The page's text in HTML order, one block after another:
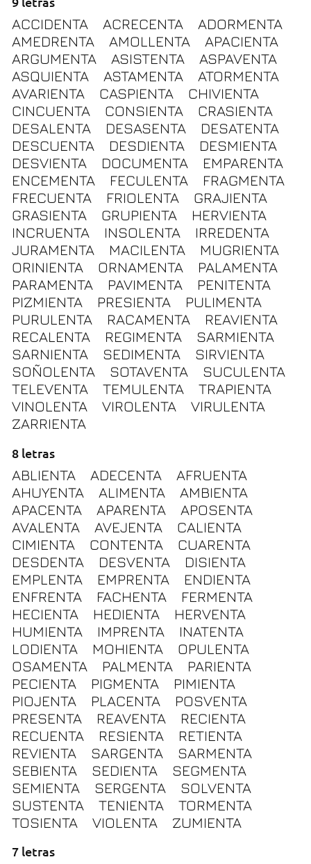
ACCIDENTA ACRECENTA
ADORMENTA
AMEDRENTA
AMOLLENTA
APACIENTA
ARGUMENTA
ASISTENTA
ASPAVENTA
ASQUIENTA
ASTAMENTA
ATORMENTA
AVARIENTA
CASPIENTA
CHIVIENTA
CINCUENTA
CONSIENTA
CRASIENTA
DESALENTA
DESASENTA
DESATENTA
DESCUENTA
DESDIENTA
DESMIENTA
DESVIENTA
DOCUMENTA
EMPARENTA
ENCEMENTA
FECULENTA
FRAGMENTA
FRECUENTA
FRIOLENTA
GRAJIENTA
GRASIENTA
GRUPIENTA
HERVIENTA
INCRUENTA
INSOLENTA
IRREDENTA
JURAMENTA
MACILENTA
MUGRIENTA
ORINIENTA
ORNAMENTA
PALAMENTA
PARAMENTA
PAVIMENTA
PENITENTA
PIZMIENTA
PRESIENTA
PULIMENTA
PURULENTA
RACAMENTA
REAVIENTA
RECALENTA
REGIMENTA
SARMIENTA
SARNIENTA
SEDIMENTA
SIRVIENTA
SOÑOLENTA
SOTAVENTA
SUCULENTA
TELEVENTA
TEMULENTA
TRAPIENTA
VINOLENTA
VIROLENTA
VIRULENTA
ZARRIENTA
8 letras
ABLIENTA ADECENTA
AFRUENTA
AHUYENTA
ALIMENTA
AMBIENTA
APACENTA
APARENTA
APOSENTA
AVALENTA
AVEJENTA
CALIENTA
CIMIENTA
CONTENTA
CUARENTA
DESDENTA
DESVENTA
DISIENTA
EMPLENTA
EMPRENTA
ENDIENTA
ENFRENTA
FACHENTA
FERMENTA
HECIENTA
HEDIENTA
HERVENTA
HUMIENTA
IMPRENTA
INATENTA
LODIENTA
MOHIENTA
OPULENTA
OSAMENTA
PALMENTA
PARIENTA
PECIENTA
PIGMENTA
PIMIENTA
PIOJENTA
PLACENTA
POSVENTA
PRESENTA
REAVENTA
RECIENTA
RECUENTA
RESIENTA
RETIENTA
REVIENTA
SARGENTA
SARMENTA
SEBIENTA
SEDIENTA
SEGMENTA
SEMIENTA
SERGENTA
SOLVENTA
SUSTENTA
TENIENTA
TORMENTA
TOSIENTA
VIOLENTA ZUMIENTA
7 letras